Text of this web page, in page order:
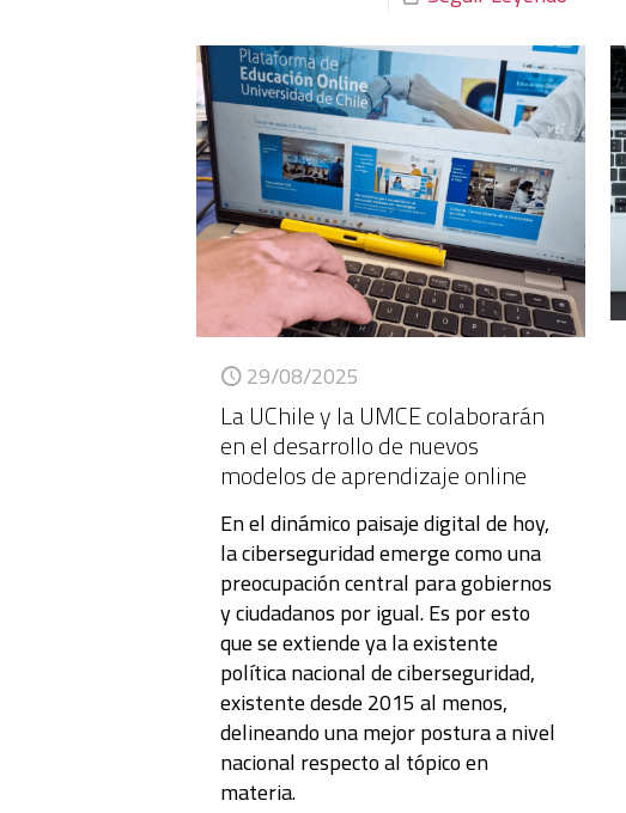
29/08/2025
La UChile y la UMCE colaborarán
en el desarrollo de nuevos
modelos de aprendizaje online
En el dinámico paisaje digital de hoy,
la ciberseguridad emerge como una
preocupación central para gobiernos
y ciudadanos por igual. Es por esto
que se extiende ya la existente
política nacional de ciberseguridad,
existente desde 2015 al menos,
delineando una mejor postura a nivel
nacional respecto al tópico en
materia.